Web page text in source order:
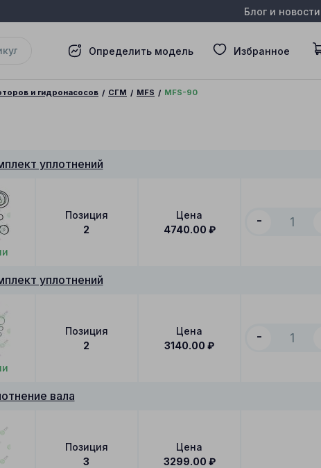
Блог и новости
Определить модель Избранное
и гидронасосов СГМ MFS MFS-90
уплотнений
Позиция
2
Цена
4740.00 ₽
-
уплотнений
Позиция
2
Цена
3140.00 ₽
-
вала
Позиция
3
Цена
3299.00 ₽